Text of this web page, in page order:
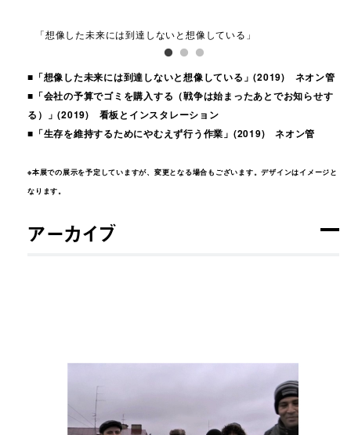
「想像した未来には到達しないと想像している」
■「想像した未来には到達しないと想像している」(2019) ネオン管
■「会社の予算でゴミを購入する（戦争は始まったあとでお知らせす
る）」(2019) 看板とインスタレーション
■「生存を維持するためにやむえず行う作業」(2019) ネオン管
※本展での展示を予定していますが、変更となる場合もございます。デザインはイメージと
なります。
アーカイブ